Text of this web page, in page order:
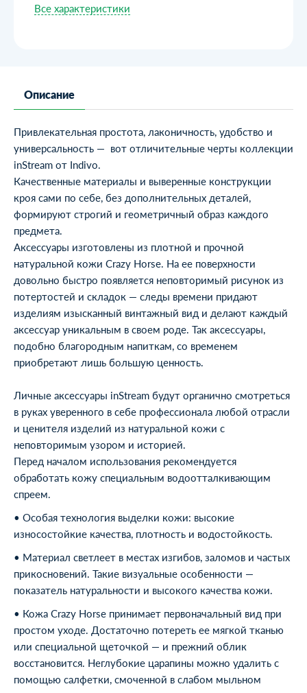
Все характеристики
Описание
Привлекательная простота, лаконичность, удобство и
универсальность — вот отличительные черты коллекции
inStream от Indivo.
Качественные материалы и выверенные конструкции
кроя сами по себе, без дополнительных деталей,
формируют строгий и геометричный образ каждого
предмета.
Аксессуары изготовлены из плотной и прочной
натуральной кожи Crazy Horse. На ее поверхности
довольно быстро появляется неповторимый рисунок из
потертостей и складок — следы времени придают
изделиям изысканный винтажный вид и делают каждый
аксессуар уникальным в своем роде. Так аксессуары,
подобно благородным напиткам, со временем
приобретают лишь большую ценность.
Личные аксессуары inStream будут органично смотреться
в руках уверенного в себе профессионала любой отрасли
и ценителя изделий из натуральной кожи с
неповторимым узором и историей.
Перед началом использования рекомендуется
обработать кожу специальным водоотталкивающим
спреем.
• Особая технология выделки кожи: высокие
износостойкие качества, плотность и водостойкость.
• Материал светлеет в местах изгибов, заломов и частых
прикосновений. Такие визуальные особенности —
показатель натуральности и высокого качества кожи.
• Кожа Crazy Horse принимает первоначальный вид при
простом уходе. Достаточно потереть ее мягкой тканью
или специальной щеточкой — и прежний облик
восстановится. Неглубокие царапины можно удалить с
помощью салфетки, смоченной в слабом мыльном